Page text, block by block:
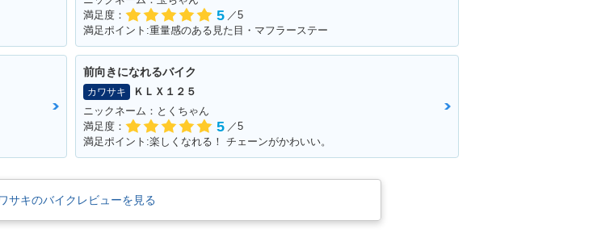
満足度：
5 ／5
満足ポイント:重量感のある見た目・マフラーステー
前向きになれるバイク
カワサキ
ＫＬＸ１２５
ニックネーム：とくちゃん
満足度：
5 ／5
満足ポイント:楽しくなれる！ チェーンがかわいい。
サキのバイクレビューを見る